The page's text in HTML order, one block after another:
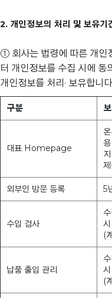
2. 개인정보의 처리 및 보유기
① 회사는 법령에 따른 개인
터 개인정보를 수집 시에 동
개인정보를 처리· 보유합니
구분
대표 Homepage
지
외부인 방문 등록 5
수입 검사
시
(
납품 출입 관리
시
(